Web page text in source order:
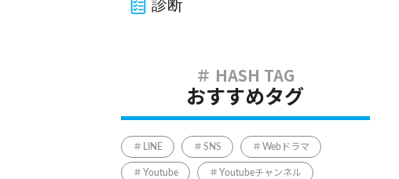
診断
おすすめタグ
LINE SNS Webドラマ
Youtube Youtubeチャンネル